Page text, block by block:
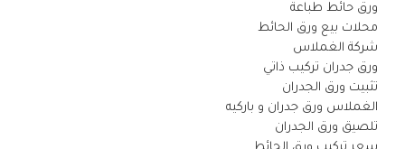
ورق حائط طباعة
محلات بيع ورق الحائط
شركة الغملاس
ورق جدران تركيب ذاتي
تثبيت ورق الجدران
الغملاس ورق جدران و باركيه
تلصيق ورق الجدران